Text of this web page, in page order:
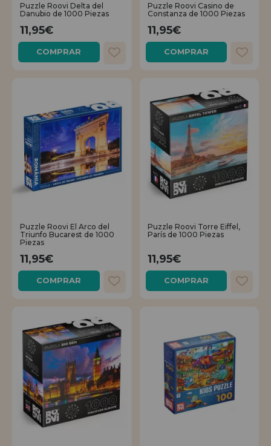
Puzzle Roovi Delta del
Danubio de 1000 Piezas
11,95€
COMPRAR
Puzzle Roovi Casino de
Constanza de 1000 Piezas
11,95€
COMPRAR
Puzzle Roovi El Arco del
Triunfo Bucarest de 1000
Piezas
11,95€
COMPRAR
Puzzle Roovi Torre Eiffel,
París de 1000 Piezas
11,95€
COMPRAR